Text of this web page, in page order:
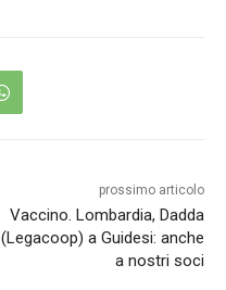
prossimo articolo
Vaccino. Lombardia, Dadda
(Legacoop) a Guidesi: anche
a nostri soci